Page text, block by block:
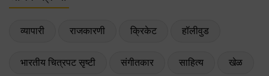
व्यापारी राजकारणी क्रिकेट हॉलीवुड
भारतीय चित्रपट सृष्टी संगीतकार साहित्य खेळ